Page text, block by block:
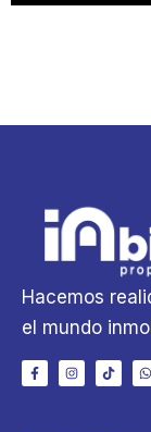
Hacemos
el mundo